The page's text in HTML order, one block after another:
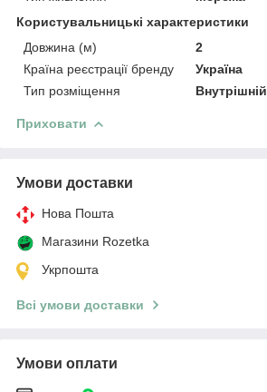
Користувальницькі характеристики
Довжина (м)
2
Країна реєстрації бренду
Україна
Тип розміщення
Внутрішній
Приховати
Умови доставки
Нова Пошта
Магазини Rozetka
Укрпошта
Всі умови доставки
Умови оплати